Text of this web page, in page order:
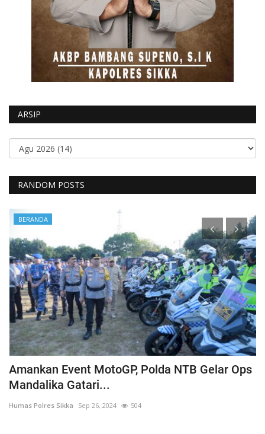
ARSIP
RANDOM POSTS
BERANDA
Amankan Event MotoGP, Polda NTB Gelar Ops
Mandalika Gatari...
Humas Polres Sikka Sep 26, 2024 504